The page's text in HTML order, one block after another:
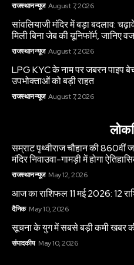
राजस्थान न्यूज August 7, 2026
सांवलियाजी मंदिर में बड़ा बदलाव:
मिली बिना जेब की यूनिफॉर्म, जानिए
राजस्थान न्यूज August 7, 2026
LPG KYC के नाम पर जबरन पाइप
उपभोक्ताओं को बड़ी राहत
राजस्थान न्यूज August 7, 2026
सम्राट पृथ्वीराज चौहान की 860वीं
मंदिर निवाउवा-गामड़ी में होगा
राजस्थान न्यूज May 12, 2026
आज का राशिफल 11 मई 2026: 12
दैनिक May 10, 2026
सूचना के युग में सबसे बड़ी कमी खबर
संपादकीय May 10, 2026